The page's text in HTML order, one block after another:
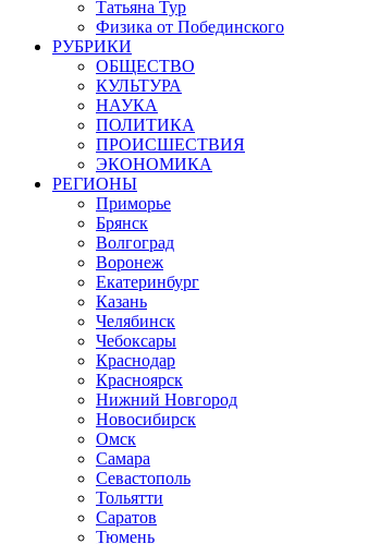
Татьяна Тур
Физика от Побединского
РУБРИКИ
ОБЩЕСТВО
КУЛЬТУРА
НАУКА
ПОЛИТИКА
ПРОИСШЕСТВИЯ
ЭКОНОМИКА
РЕГИОНЫ
Приморье
Брянск
Волгоград
Воронеж
Екатеринбург
Казань
Челябинск
Чебоксары
Краснодар
Красноярск
Нижний Новгород
Новосибирск
Омск
Самара
Севастополь
Тольятти
Саратов
Тюмень